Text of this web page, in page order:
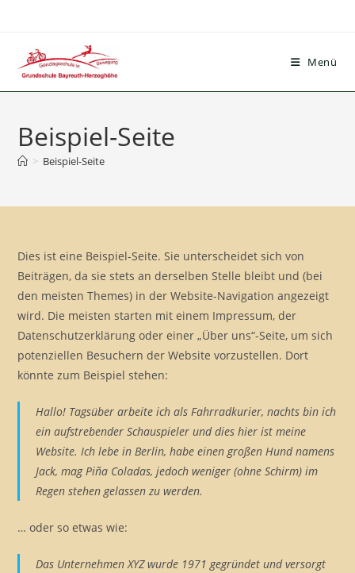
Menü
Beispiel-Seite
> Beispiel-Seite
Dies ist eine Beispiel-Seite. Sie unterscheidet sich von
Beiträgen, da sie stets an derselben Stelle bleibt und (bei
den meisten Themes) in der Website-Navigation angezeigt
wird. Die meisten starten mit einem Impressum, der
Datenschutzerklärung oder einer „Über uns“-Seite, um sich
potenziellen Besuchern der Website vorzustellen. Dort
könnte zum Beispiel stehen:
Hallo! Tagsüber arbeite ich als Fahrradkurier, nachts bin ich
ein aufstrebender Schauspieler und dies hier ist meine
Website. Ich lebe in Berlin, habe einen großen Hund namens
Jack, mag Piña Coladas, jedoch weniger (ohne Schirm) im
Regen stehen gelassen zu werden.
… oder so etwas wie:
Das Unternehmen XYZ wurde 1971 gegründet und versorgt